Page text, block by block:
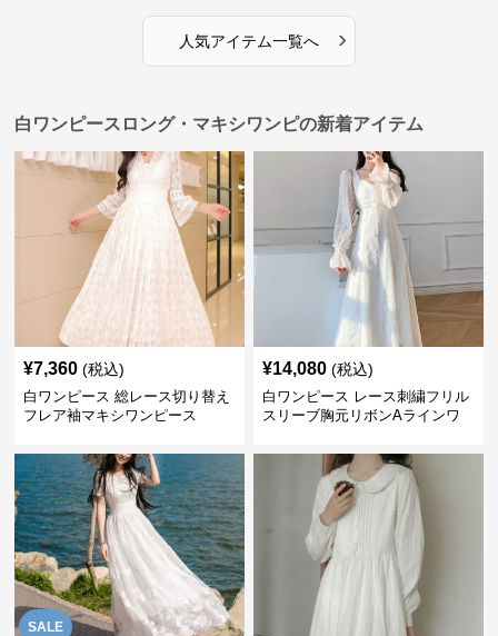
人気アイテム一覧へ ›
白ワンピースロング・マキシワンピの新着アイテム
¥7,360 (税込)
白ワンピース 総レース切り替え
フレア袖マキシワンピース
¥14,080 (税込)
白ワンピース レース刺繍フリル
スリーブ胸元リボンAラインワ
SALE